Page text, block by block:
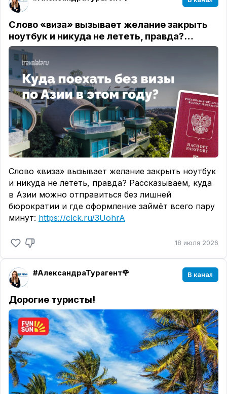
Слово «виза» вызывает желание закрыть
ноутбук и никуда не лететь, правда?…
Слово «виза» вызывает желание закрыть ноутбук
и никуда не лететь, правда? Рассказываем, куда
в Азии можно отправиться без лишней
бюрократии и где оформление займёт всего пару
минут: https://clck.ru/3UohrA
18 июля 2026
#АлександраТурагент🌹 В канал
Дорогие туристы!